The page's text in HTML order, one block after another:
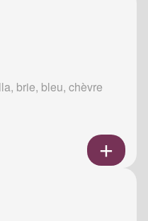
brie, bleu, chèvre